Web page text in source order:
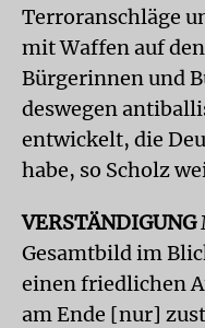
Terroranschläge
mit Waffen auf
Bürgerinnen und
deswegen
entwickelt, die
habe, so Scholz
VERSTÄNDIGUNG
Gesamtbild im
einen friedlichen
am Ende [nur]